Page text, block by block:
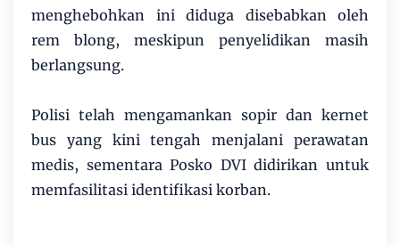
menghebohkan ini diduga disebabkan oleh
rem blong, meskipun penyelidikan masih
berlangsung.
Polisi telah mengamankan sopir dan kernet
bus yang kini tengah menjalani perawatan
medis, sementara Posko DVI didirikan untuk
memfasilitasi identifikasi korban.